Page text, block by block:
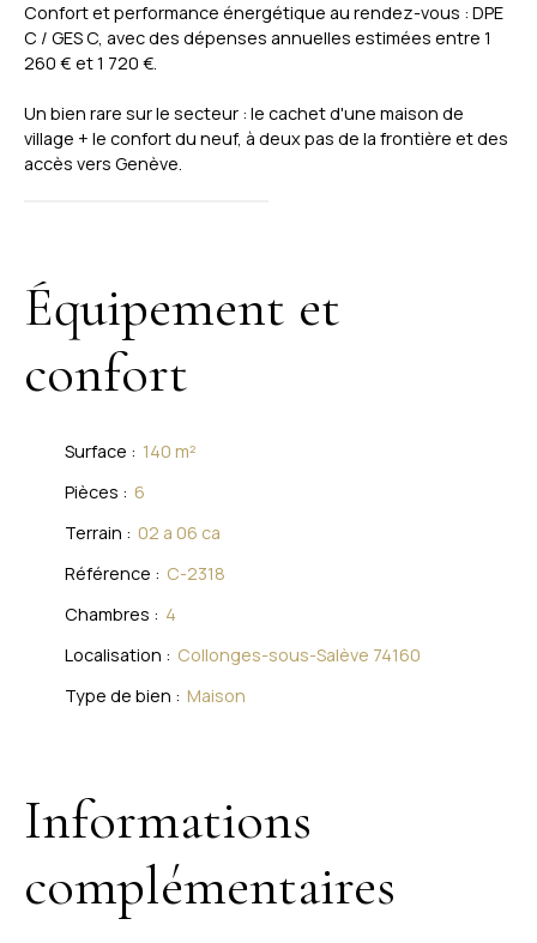
Confort et performance énergétique au rendez-vous : DPE
C / GES C, avec des dépenses annuelles estimées entre 1
260 € et 1 720 €.
Un bien rare sur le secteur : le cachet d'une maison de
village + le confort du neuf, à deux pas de la frontière et des
accès vers Genève.
Équipement et
confort
Surface : 140 m²
Pièces : 6
Terrain : 02 a 06 ca
Référence : C-2318
Chambres : 4
Localisation : Collonges-sous-Salève 74160
Type de bien : Maison
Informations
complémentaires